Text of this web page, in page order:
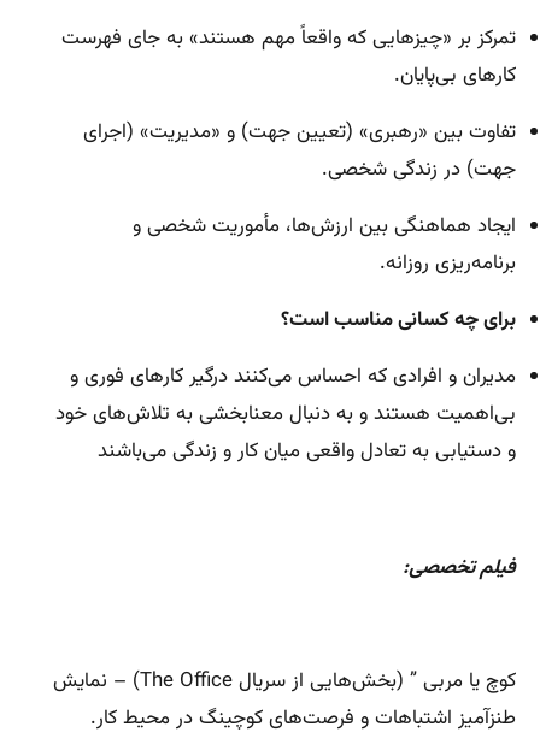
تمرکز بر «چیزهایی که واقعاً مهم هستند» به جای فهرست
کارهای بی‌پایان.
تفاوت بین «رهبری» (تعیین جهت) و «مدیریت» (اجرای
جهت) در زندگی شخصی.
ایجاد هماهنگی بین ارزش‌ها، مأموریت شخصی و
برنامه‌ریزی روزانه.
برای چه کسانی مناسب است؟
مدیران و افرادی که احساس می‌کنند درگیر کارهای فوری و
بی‌اهمیت هستند و به دنبال معنابخشی به تلاش‌های خود
و دستیابی به تعادل واقعی میان کار و زندگی می‌باشند
فیلم تخصصی:
کوچ یا مربی ” (بخش‌هایی از سریال The Office) – نمایش
طنزآمیز اشتباهات و فرصت‌های کوچینگ در محیط کار.